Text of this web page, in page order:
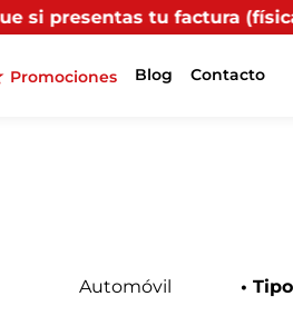
factura (física o digital)
Promociones Blog Contacto
Automóvil •